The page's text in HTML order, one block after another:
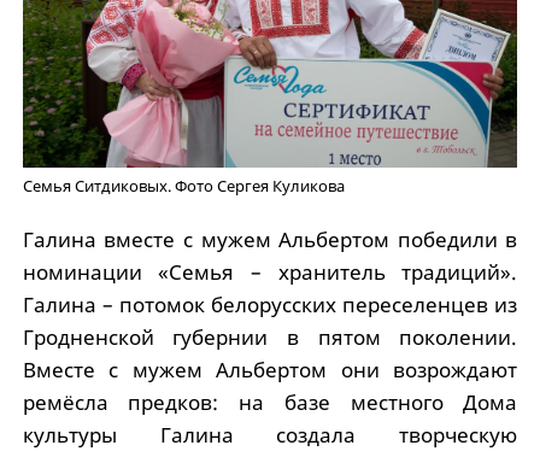
Семья Ситдиковых. Фото Сергея Куликова
Галина вместе с мужем Альбертом победили в
номинации «Семья – хранитель традиций».
Галина – потомок белорусских переселенцев из
Гродненской губернии в пятом поколении.
Вместе с мужем Альбертом они возрождают
ремёсла предков: на базе местного Дома
культуры Галина создала творческую